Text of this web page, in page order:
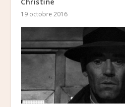
19 octobre 2016